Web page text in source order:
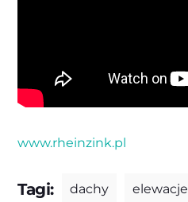
www.rheinzink.pl
Tagi: dachy elewacje